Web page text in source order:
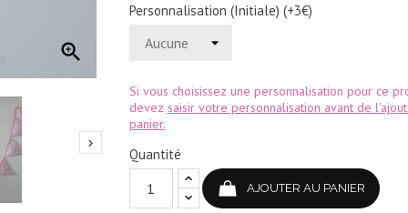


Personnalisation (Initiale) (+3€)
Si vous choisissez une personnalisation pour ce
devez saisir votre personnalisation avant de
panier.
Quantité
AJOUTER AU PANIER